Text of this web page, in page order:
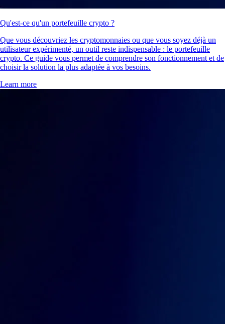
Qu'est-ce qu'un portefeuille crypto ?
Que vous découvriez les cryptomonnaies ou que vous soyez déjà un
utilisateur expérimenté, un outil reste indispensable : le portefeuille
crypto. Ce guide vous permet de comprendre son fonctionnement et de
choisir la solution la plus adaptée à vos besoins.
Learn more